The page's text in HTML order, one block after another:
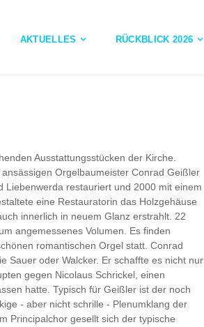
AKTUELLES RÜCKBLICK 2026
Ausstattungsstücken der Kirche.
Orgelbaumeister Conrad Geißler
Liebenwerda restauriert und 2000 mit einem
eine Restauratorin das Holzgehäuse
innerlich in neuem Glanz erstrahlt. 22
angemessenes Volumen. Es finden
romantischen Orgel statt. Conrad
Sauer oder Walcker. Er schaffte es nicht nur
gegen Nicolaus Schrickel, einen
hatte. Typisch für Geißler ist der noch
- aber nicht schrille - Plenumklang der
Principalchor gesellt sich der typische